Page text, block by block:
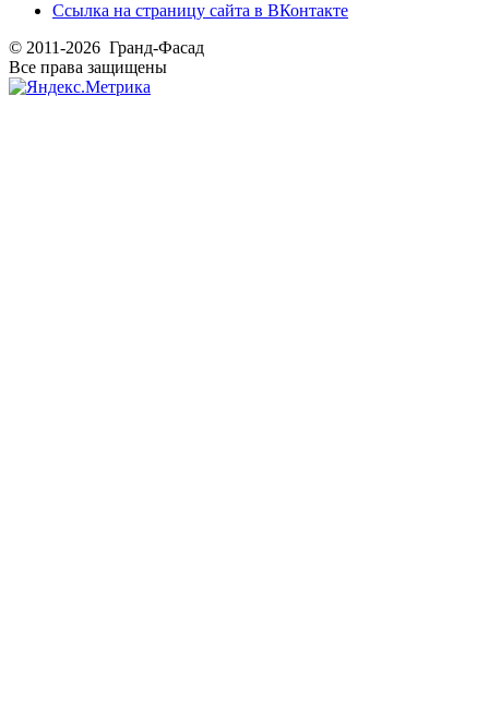
Ссылка на страницу сайта в ВКонтакте
© 2011-2026 Гранд-Фасад
Все права защищены